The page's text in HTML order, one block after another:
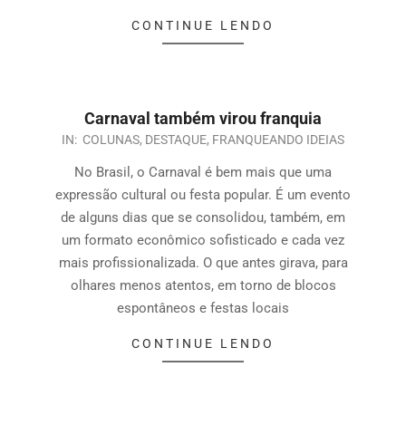
CONTINUE LENDO
Carnaval também virou franquia
IN: COLUNAS, DESTAQUE, FRANQUEANDO IDEIAS
No Brasil, o Carnaval é bem mais que uma
expressão cultural ou festa popular. É um evento
de alguns dias que se consolidou, também, em
um formato econômico sofisticado e cada vez
mais profissionalizada. O que antes girava, para
olhares menos atentos, em torno de blocos
espontâneos e festas locais
CONTINUE LENDO